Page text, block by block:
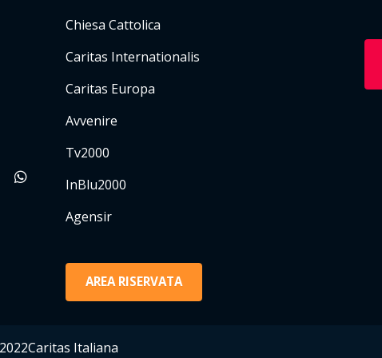
Chiesa Cattolica
Caritas Internationalis
Caritas Europa
Avvenire
Tv2000
InBlu2000
Agensir
AREA RISERVATA
Italiana